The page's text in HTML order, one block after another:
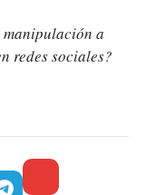
manipulación a
redes sociales?